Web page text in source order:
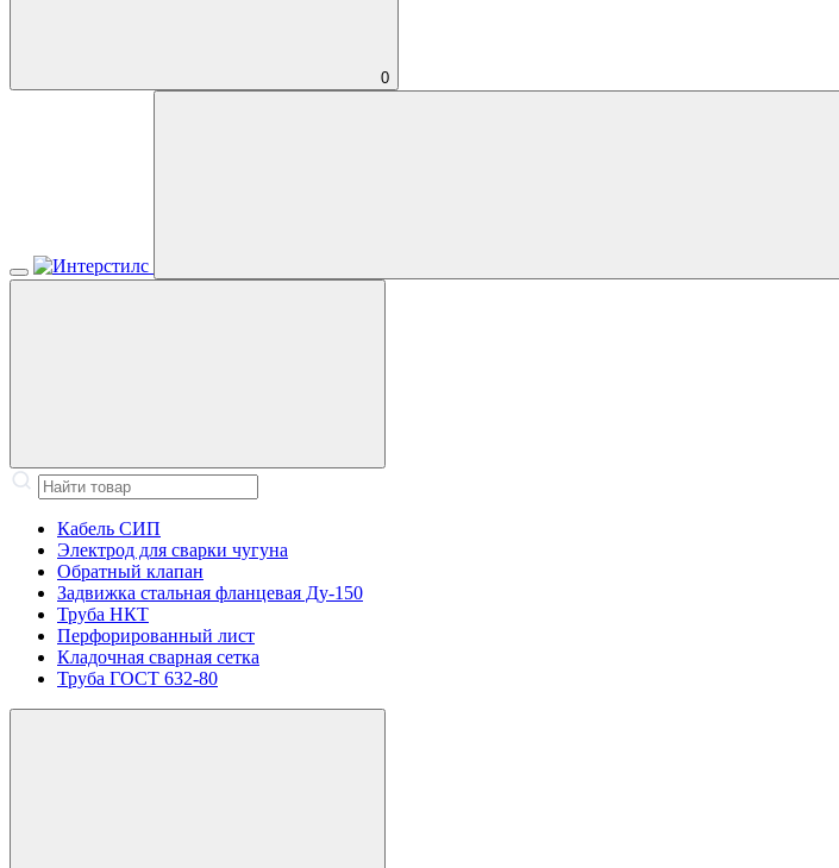
0
Кабель СИП
Электрод для сварки чугуна
Обратный клапан
Задвижка стальная фланцевая Ду-150
Труба НКТ
Перфорированный лист
Кладочная сварная сетка
Труба ГОСТ 632-80